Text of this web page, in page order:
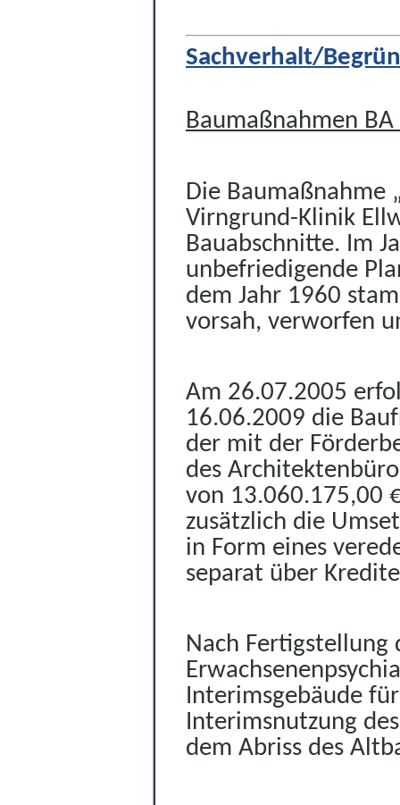
Sachverhalt/
Baumaßnahmen BA
Die Baumaßnahme
Virngrund-Klinik
Bauabschnitte. Im
unbefriedigende
dem Jahr 1960
vorsah, verworfen
Am 26.07.2005
16.06.2009 die
der mit der
des
von 13.060.175,00
zusätzlich die
in Form eines
separat über
Nach Fertigstellung
Interimsgebäude
Interimsnutzung
dem Abriss des